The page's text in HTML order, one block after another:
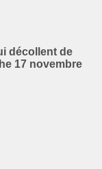
décollent de
17 novembre